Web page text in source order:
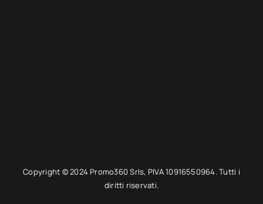
Copyright © 2024 Promo360 Srls, PIVA 10916550964. Tutti i
diritti riservati.